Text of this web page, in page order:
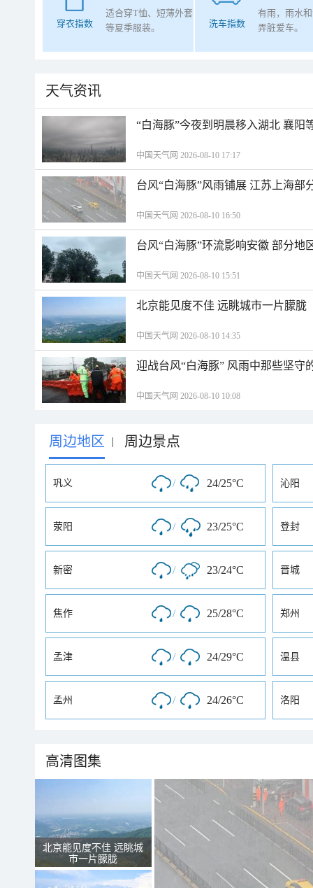
穿衣指数
适合穿T恤、短薄外套
等夏季服装。
洗车指数
有雨，雨水
弄脏爱车。
天气资讯
“白海豚”今夜到明晨移入湖北 襄阳
中国天气网 2026-08-10 17:17
台风“白海豚”风雨铺展 江苏上海部
中国天气网 2026-08-10 16:50
台风“白海豚”环流影响安徽 部分地
中国天气网 2026-08-10 15:51
北京能见度不佳 远眺城市一片朦胧
中国天气网 2026-08-10 14:35
迎战台风“白海豚” 风雨中那些坚守
中国天气网 2026-08-10 10:08
周边地区 | 周边景点
巩义 / 24/25°C 沁阳
荥阳 / 23/25°C 登封
新密 / 23/24°C 晋城
焦作 / 25/28°C 郑州
孟津 / 24/29°C 温县
孟州 / 24/26°C 洛阳
高清图集
北京能见度不佳 远眺城
市一片朦胧